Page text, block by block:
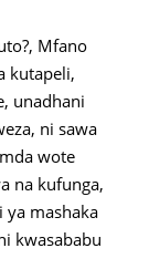
Mfano
kutapeli,
unadhani
ni sawa
wote
na kufunga,
ya mashaka
kwasababu